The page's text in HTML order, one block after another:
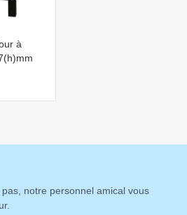
à
notre personnel amical vous